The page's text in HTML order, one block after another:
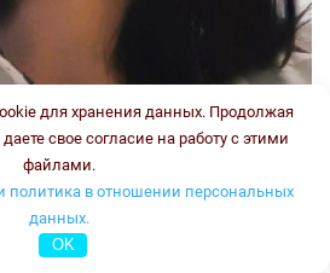
Стаж:
для хранения данных. Продолжая
свое согласие на работу с этими
файлами.
политика в отношении персональных
данных.
OK